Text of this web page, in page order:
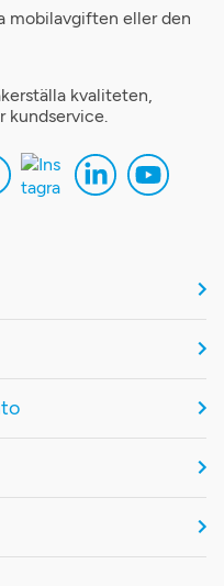
mobilavgiften eller den
kvaliteten,
kundservice.